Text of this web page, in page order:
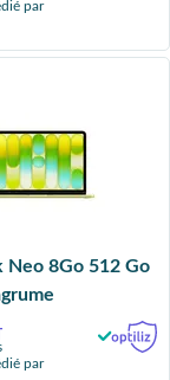
par
Neo 8Go 512 Go
par